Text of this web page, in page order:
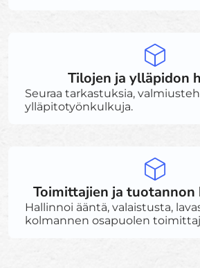
Tilojen ja ylläpidon
Seuraa tarkastuksia,
ylläpitotyönkulkuja.
Toimittajien ja
Hallinnoi ääntä, valaistusta,
kolmannen osapuolen